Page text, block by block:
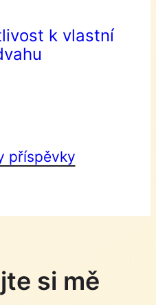
k vlastní
příspěvky
si mě